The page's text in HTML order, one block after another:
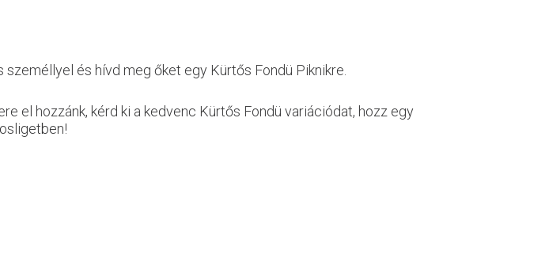
és hívd meg őket egy Kürtős Fondü Piknikre.
el hozzánk, kérd ki a kedvenc Kürtős Fondü variációdat, hozz egy